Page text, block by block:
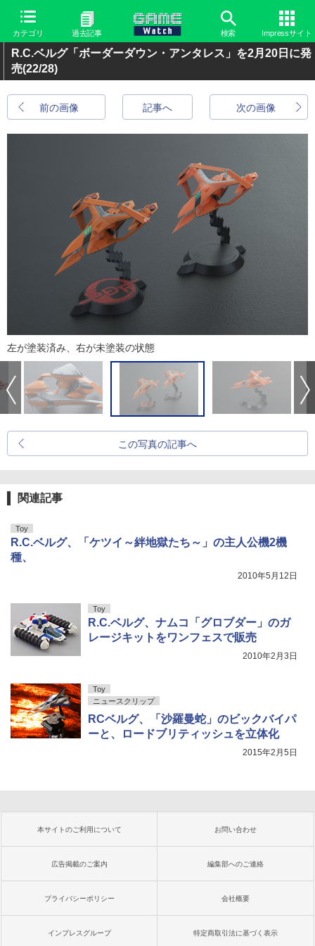
カテゴリ 過去記事 検索 Impressサイト
R.C.ベルグ「ボーダーダウン・アンタレス」を2月20日に発
売(22/28)
前の画像 次の画像
記事へ
左が塗装済み、右が未塗装の状態
この写真の記事へ
関連記事
Toy
R.C.ベルグ、「ケツイ～絆地獄たち～」の主人公機2機
種、
2010年5月12日
Toy
R.C.ベルグ、ナムコ「グロブダー」のガ
レージキットをワンフェスで販売
2010年2月3日
Toy
ニュースクリップ
RCベルグ、「沙羅曼蛇」のビックバイパ
ーと、ロードブリティッシュを立体化
2015年2月5日
本サイトのご利用について お問い合わせ
広告掲載のご案内 編集部へのご連絡
プライバシーポリシー 会社概要
インプレスグループ 特定商取引法に基づく表示